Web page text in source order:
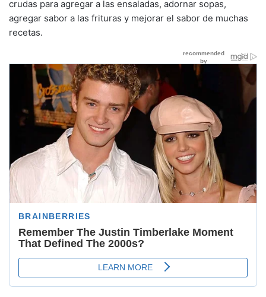
crudas para agregar a las ensaladas, adornar sopas,
agregar sabor a las frituras y mejorar el sabor de muchas
recetas.